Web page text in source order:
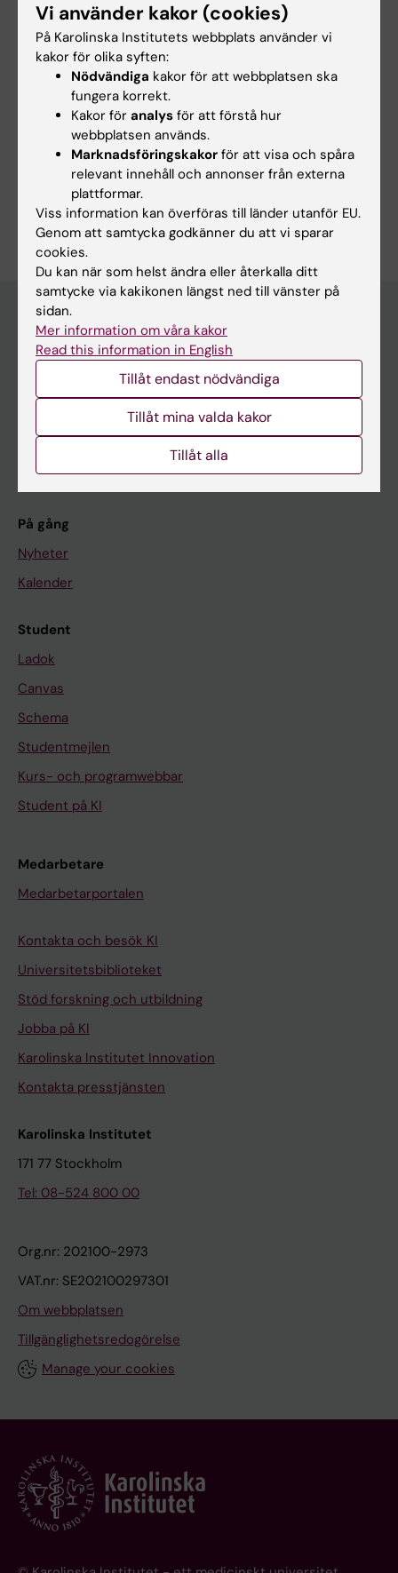
HEART JOURNAL.2022;43:609
Variations in atrial fibrillation screening after
ischemic stroke or transient ischemic attack
in Sweden
Straat K; Wester P; Svennberg E; Rooth EA;
Laska A-C; Asberg S; Engdahl J
Är du Kajsa Strååt?
Redigera din profil
Huvudmeny
Forskarutbildning
Forskning
På gång
Nyheter
Kalender
Student
Ladok
Canvas
Schema
Studentmejlen
Kurs- och programwebbar
Student på KI
Medarbetare
Medarbetarportalen
Kontakta och besök KI
Universitetsbiblioteket
Stöd forskning och utbildning
Jobba på KI
Karolinska Institutet Innovation
Kontakta presstjänsten
Karolinska Institutet
171 77 Stockholm
Tel: 08-524 800 00
Org.nr: 202100-2973
VAT.nr: SE202100297301
Om webbplatsen
Tillgänglighetsredogörelse
Manage your cookies
Vi använder kakor (cookies)
På Karolinska Institutets webbplats använder vi
kakor för olika syften:
Nödvändiga kakor för att webbplatsen ska
fungera korrekt.
Kakor för analys för att förstå hur
webbplatsen används.
Marknadsföringskakor för att visa och spåra
relevant innehåll och annonser från externa
plattformar.
Viss information kan överföras till länder utanför EU.
Genom att samtycka godkänner du att vi sparar
cookies.
Du kan när som helst ändra eller återkalla ditt
samtycke via kakikonen längst ned till vänster på
sidan.
Mer information om våra kakor
Read this information in English
Tillåt endast nödvändiga
Tillåt mina valda kakor
Tillåt alla